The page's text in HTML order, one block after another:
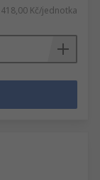
Kč/jednotka